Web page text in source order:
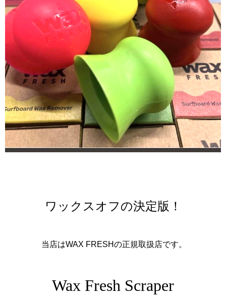
ワックスオフの決定版！
当店はWAX FRESHの正規取扱店です。
Wax Fresh Scraper